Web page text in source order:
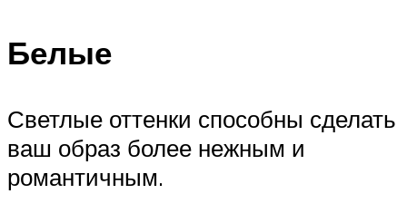
Белые
Светлые оттенки способны сделать
ваш образ более нежным и
романтичным.